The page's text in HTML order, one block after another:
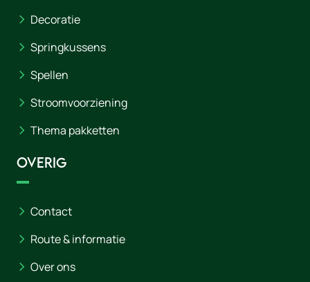
Decoratie
Springkussens
Spellen
Stroomvoorziening
Thema pakketten
Overig
Contact
Route & informatie
Over ons